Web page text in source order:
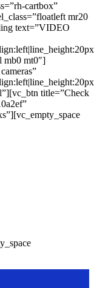
cartbox”
mr20
text=”VIDEO
mb0 mt0″]
title=”Check